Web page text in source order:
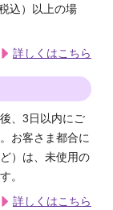
込）以上の場
詳しくはこちら
、3日以内にご
お客さま都合に
）は、未使用の
。
詳しくはこちら